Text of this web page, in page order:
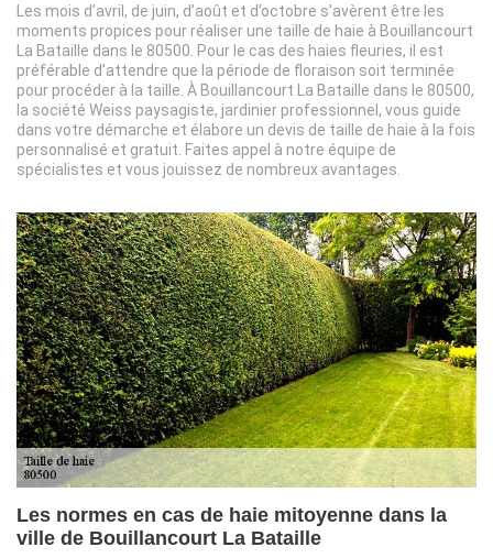
Les mois d’avril, de juin, d’août et d’octobre s’avèrent être les
moments propices pour réaliser une taille de haie à Bouillancourt
La Bataille dans le 80500. Pour le cas des haies fleuries, il est
préférable d’attendre que la période de floraison soit terminée
pour procéder à la taille. À Bouillancourt La Bataille dans le 80500,
la société Weiss paysagiste, jardinier professionnel, vous guide
dans votre démarche et élabore un devis de taille de haie à la fois
personnalisé et gratuit. Faites appel à notre équipe de
spécialistes et vous jouissez de nombreux avantages.
Les normes en cas de haie mitoyenne dans la
ville de Bouillancourt La Bataille